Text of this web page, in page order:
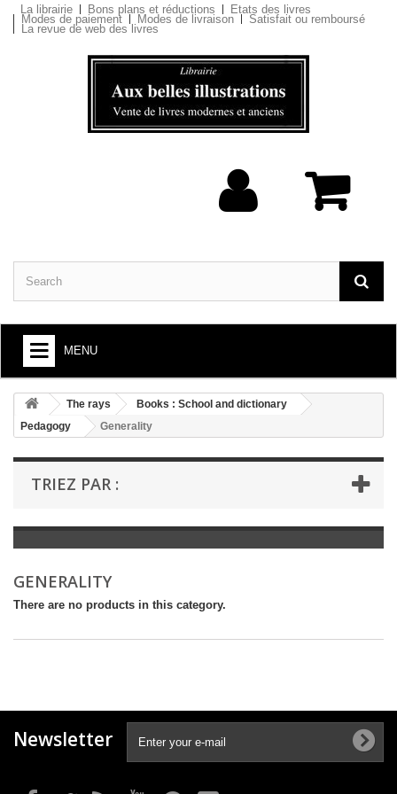
La librairie Bons plans et réductions Etats des livres
Modes de paiement Modes de livraison Satisfait ou remboursé
La revue de web des livres
MENU
+
BOOKS : ARTS AND SOCIETY
+
BOOKS : LITERATURE
+
BOOKS : YOUTH
LIVRES ANCIENS AVANT 1945
The rays
Books : School and dictionary
Pedagogy
Generality
TRIEZ PAR :
GENERALITY
There are no products in this category.
Newsletter